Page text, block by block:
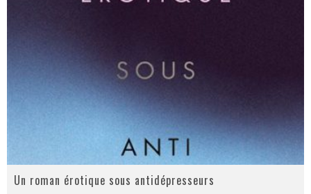
Un roman érotique sous antidépresseurs